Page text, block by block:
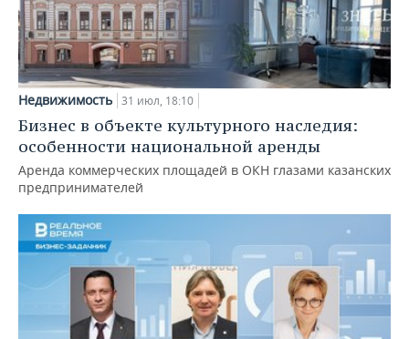
Недвижимость 31 июл, 18:10
Бизнес в объекте культурного наследия:
особенности национальной аренды
Аренда коммерческих площадей в ОКН глазами казанских
предпринимателей